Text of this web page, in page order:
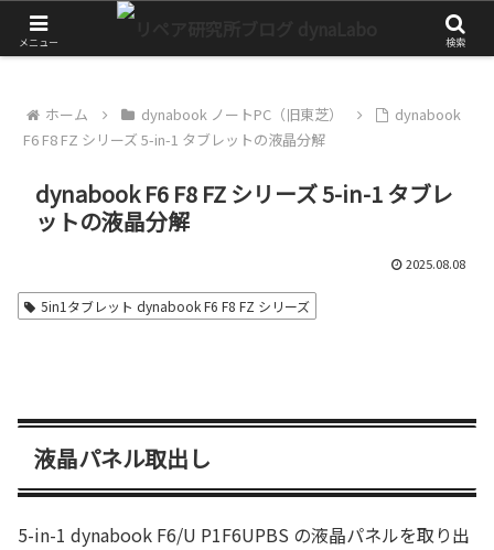
ホーム dynabook ノートPC（旧東芝）
dynabook
F6 F8 FZ シリーズ 5-in-1 タブレットの液晶分解
dynabook F6 F8 FZ シリーズ 5-in-1 タブレ
ットの液晶分解
2025.08.08
5in1タブレット dynabook F6 F8 FZ シリーズ
液晶パネル取出し
5-in-1 dynabook F6/U P1F6UPBS の液晶パネルを取り出
メニュー 検索